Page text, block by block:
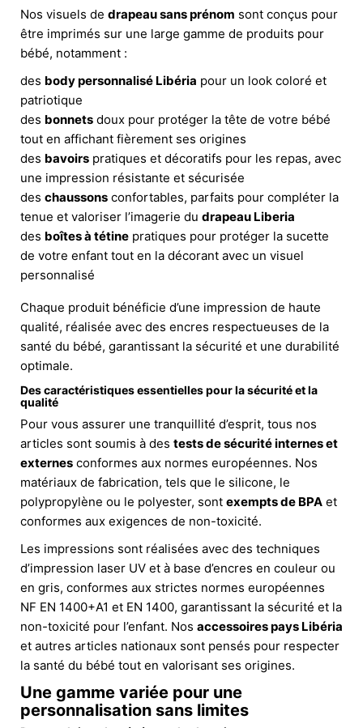
Nos visuels de drapeau sans prénom sont conçus pour
être imprimés sur une large gamme de produits pour
bébé, notamment :
des body personnalisé Libéria pour un look coloré et
patriotique
des bonnets doux pour protéger la tête de votre bébé
tout en affichant fièrement ses origines
des bavoirs pratiques et décoratifs pour les repas, avec
une impression résistante et sécurisée
des chaussons confortables, parfaits pour compléter la
tenue et valoriser l’imagerie du drapeau Liberia
des boîtes à tétine pratiques pour protéger la sucette
de votre enfant tout en la décorant avec un visuel
personnalisé
Chaque produit bénéficie d’une impression de haute
qualité, réalisée avec des encres respectueuses de la
santé du bébé, garantissant la sécurité et une durabilité
optimale.
Des caractéristiques essentielles pour la sécurité et la
qualité
Pour vous assurer une tranquillité d’esprit, tous nos
articles sont soumis à des tests de sécurité internes et
externes conformes aux normes européennes. Nos
matériaux de fabrication, tels que le silicone, le
polypropylène ou le polyester, sont exempts de BPA et
conformes aux exigences de non-toxicité.
Les impressions sont réalisées avec des techniques
d’impression laser UV et à base d’encres en couleur ou
en gris, conformes aux strictes normes européennes
NF EN 1400+A1 et EN 1400, garantissant la sécurité et la
non-toxicité pour l’enfant. Nos accessoires pays Libéria
et autres articles nationaux sont pensés pour respecter
la santé du bébé tout en valorisant ses origines.
Une gamme variée pour une
personnalisation sans limites